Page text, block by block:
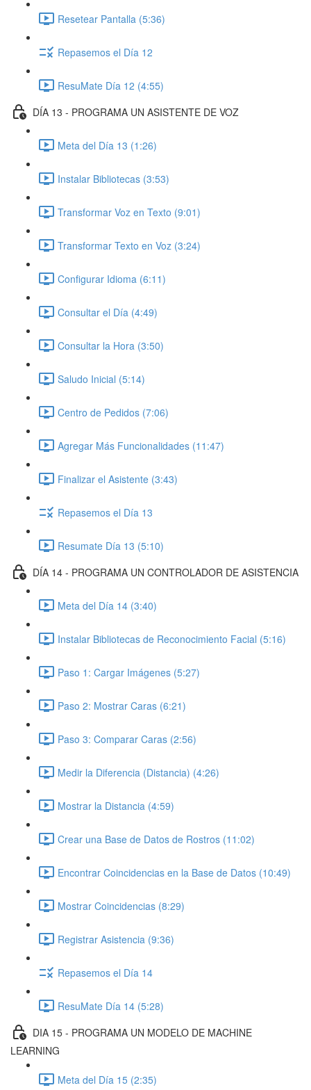
Resetear Pantalla (5:36)
Repasemos el Día 12
ResuMate Día 12 (4:55)
DÍA 13 - PROGRAMA UN ASISTENTE DE VOZ
Meta del Día 13 (1:26)
Instalar Bibliotecas (3:53)
Transformar Voz en Texto (9:01)
Transformar Texto en Voz (3:24)
Configurar Idioma (6:11)
Consultar el Día (4:49)
Consultar la Hora (3:50)
Saludo Inicial (5:14)
Centro de Pedidos (7:06)
Agregar Más Funcionalidades (11:47)
Finalizar el Asistente (3:43)
Repasemos el Día 13
Resumate Día 13 (5:10)
DÍA 14 - PROGRAMA UN CONTROLADOR DE ASISTENCIA
Meta del Día 14 (3:40)
Instalar Bibliotecas de Reconocimiento Facial (5:16)
Paso 1: Cargar Imágenes (5:27)
Paso 2: Mostrar Caras (6:21)
Paso 3: Comparar Caras (2:56)
Medir la Diferencia (Distancia) (4:26)
Mostrar la Distancia (4:59)
Crear una Base de Datos de Rostros (11:02)
Encontrar Coincidencias en la Base de Datos (10:49)
Mostrar Coincidencias (8:29)
Registrar Asistencia (9:36)
Repasemos el Día 14
ResuMate Día 14 (5:28)
DIA 15 - PROGRAMA UN MODELO DE MACHINE
LEARNING
Meta del Día 15 (2:35)